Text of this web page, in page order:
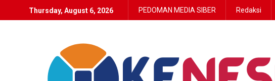
Thursday, August 6, 2026 PEDOMAN MEDIA SIBER Redaksi